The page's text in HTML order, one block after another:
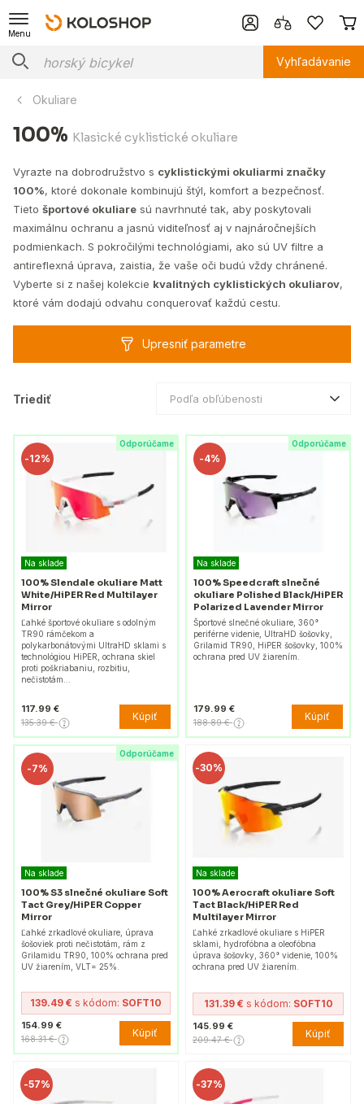
Menu
Vyhľadávanie
Okuliare
100% Klasické cyklistické okuliare
Vyrazte na dobrodružstvo s cyklistickými okuliarmi značky
100%, ktoré dokonale kombinujú štýl, komfort a bezpečnosť.
Tieto športové okuliare sú navrhnuté tak, aby poskytovali
maximálnu ochranu a jasnú viditeľnosť aj v najnáročnejších
podmienkach. S pokročilými technológiami, ako sú UV filtre a
antireflexná úprava, zaistia, že vaše oči budú vždy chránené.
Vyberte si z našej kolekcie kvalitných cyklistických okuliarov,
ktoré vám dodajú odvahu conquerovať každú cestu.
Upresniť parametre
Triediť Podľa obľúbenosti
Odporúčame
-12%
Na sklade
100% Slendale okuliare Matt
White/HiPER Red Multilayer
Mirror
Ľahké športové okuliare s odolným
TR90 rámčekom a
polykarbonátovými UltraHD sklami s
technológiou HiPER, ochrana skiel
proti poškriabaniu, rozbitiu,
nečistotám…
117.99 €
135.39 € Kúpiť
Odporúčame
-4%
Na sklade
100% Speedcraft slnečné
okuliare Polished Black/HiPER
Polarized Lavender Mirror
Športové slnečné okuliare, 360°
periférne videnie, UltraHD šošovky,
Grilamid TR90, HiPER šošovky, 100%
ochrana pred UV žiarením.
179.99 €
188.89 € Kúpiť
Odporúčame
-7%
Na sklade
100% S3 slnečné okuliare Soft
Tact Grey/HiPER Copper
Mirror
Ľahké zrkadlové okuliare, úprava
šošoviek proti nečistotám, rám z
Grilamidu TR90, 100% ochrana pred
UV žiarením, VLT= 25%.
139.49 € s kódom: SOFT10
154.99 €
168.31 € Kúpiť
-30%
Na sklade
100% Aerocraft okuliare Soft
Tact Black/HiPER Red
Multilayer Mirror
Ľahké zrkadlové okuliare s HiPER
sklami, hydrofóbna a oleofóbna
úprava šošovky, 360° videnie, 100%
ochrana pred UV žiarením.
131.39 € s kódom: SOFT10
145.99 €
209.47 € Kúpiť
-57% -37%